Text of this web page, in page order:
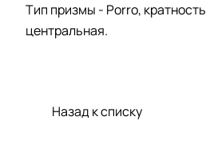
Тип призмы - Porro,
центральная.
Назад к списку